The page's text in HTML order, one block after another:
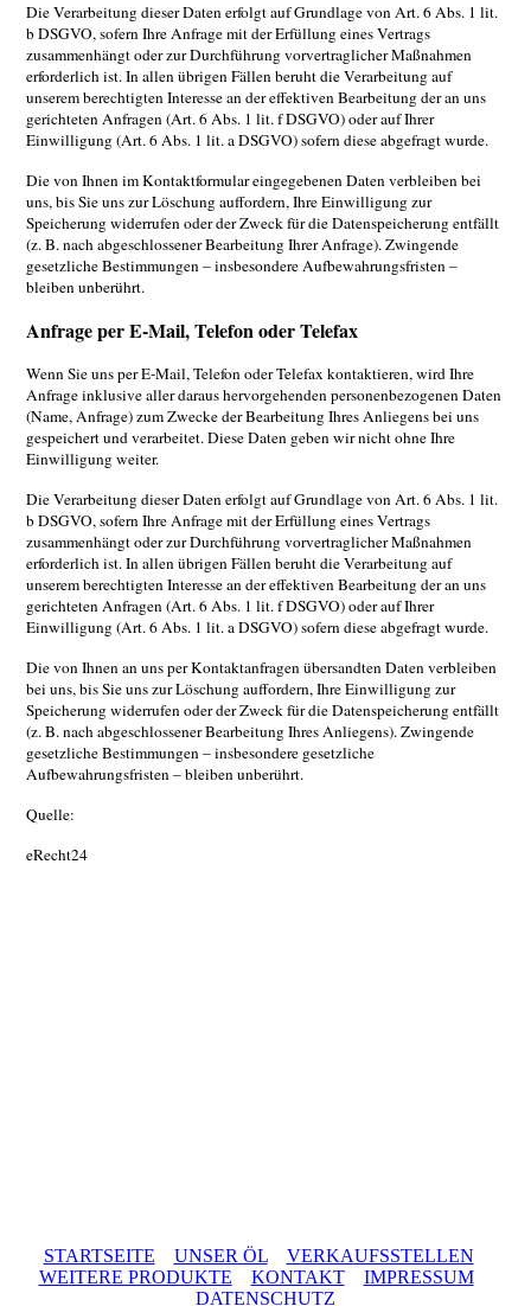
Die Verarbeitung dieser Daten erfolgt auf Grundlage von Art. 6 Abs. 1 lit.
b DSGVO, sofern Ihre Anfrage mit der Erfüllung eines Vertrags
zusammenhängt oder zur Durchführung vorvertraglicher Maßnahmen
erforderlich ist. In allen übrigen Fällen beruht die Verarbeitung auf
unserem berechtigten Interesse an der effektiven Bearbeitung der an uns
gerichteten Anfragen (Art. 6 Abs. 1 lit. f DSGVO) oder auf Ihrer
Einwilligung (Art. 6 Abs. 1 lit. a DSGVO) sofern diese abgefragt wurde.
Die von Ihnen im Kontaktformular eingegebenen Daten verbleiben bei
uns, bis Sie uns zur Löschung auffordern, Ihre Einwilligung zur
Speicherung widerrufen oder der Zweck für die Datenspeicherung entfällt
(z. B. nach abgeschlossener Bearbeitung Ihrer Anfrage). Zwingende
gesetzliche Bestimmungen – insbesondere Aufbewahrungsfristen –
bleiben unberührt.
Anfrage per E-Mail, Telefon oder Telefax
Wenn Sie uns per E-Mail, Telefon oder Telefax kontaktieren, wird Ihre
Anfrage inklusive aller daraus hervorgehenden personenbezogenen Daten
(Name, Anfrage) zum Zwecke der Bearbeitung Ihres Anliegens bei uns
gespeichert und verarbeitet. Diese Daten geben wir nicht ohne Ihre
Einwilligung weiter.
Die Verarbeitung dieser Daten erfolgt auf Grundlage von Art. 6 Abs. 1 lit.
b DSGVO, sofern Ihre Anfrage mit der Erfüllung eines Vertrags
zusammenhängt oder zur Durchführung vorvertraglicher Maßnahmen
erforderlich ist. In allen übrigen Fällen beruht die Verarbeitung auf
unserem berechtigten Interesse an der effektiven Bearbeitung der an uns
gerichteten Anfragen (Art. 6 Abs. 1 lit. f DSGVO) oder auf Ihrer
Einwilligung (Art. 6 Abs. 1 lit. a DSGVO) sofern diese abgefragt wurde.
Die von Ihnen an uns per Kontaktanfragen übersandten Daten verbleiben
bei uns, bis Sie uns zur Löschung auffordern, Ihre Einwilligung zur
Speicherung widerrufen oder der Zweck für die Datenspeicherung entfällt
(z. B. nach abgeschlossener Bearbeitung Ihres Anliegens). Zwingende
gesetzliche Bestimmungen – insbesondere gesetzliche
Aufbewahrungsfristen – bleiben unberührt.
Quelle:
eRecht24
STARTSEITE UNSER ÖL VERKAUFSSTELLEN
WEITERE PRODUKTE KONTAKT
IMPRESSUM
DATENSCHUTZ